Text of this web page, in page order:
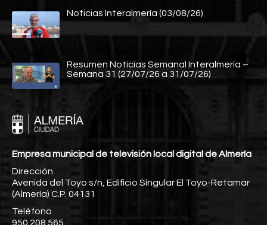
Noticias Interalmería (03/08/26)
Resumen Noticias Semanal Interalmería –
Semana 31 (27/07/26 a 31/07/26)
Empresa municipal de televisión local digital de Almería
Dirección
Avenida del Toyo s/n, Edificio Singular El Toyo-Retamar
(Almería) C.P. 04131
Teléfono
950 208 565